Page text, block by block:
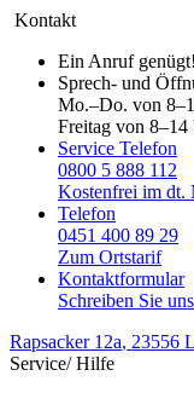
Kontakt
Ein Anruf genügt!
Sprech- und
Mo.–Do. von
Freitag von 8–14
Service Telefon
0800 5 888 112
Kostenfrei im dt.
Telefon
0451 400 89 29
Zum Ortstarif
Kontaktformular
Schreiben Sie uns
Rapsacker 12a, 23556
Service/ Hilfe